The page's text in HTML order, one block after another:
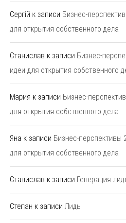
Сергій к записи Бизнес-
для открытия собственного дела
Станислав к записи Бизнес-
идеи для открытия собственного
Мария к записи Бизнес-
для открытия собственного дела
Яна к записи Бизнес-перспективы
для открытия собственного дела
Станислав к записи Генерация
Степан к записи Лиды